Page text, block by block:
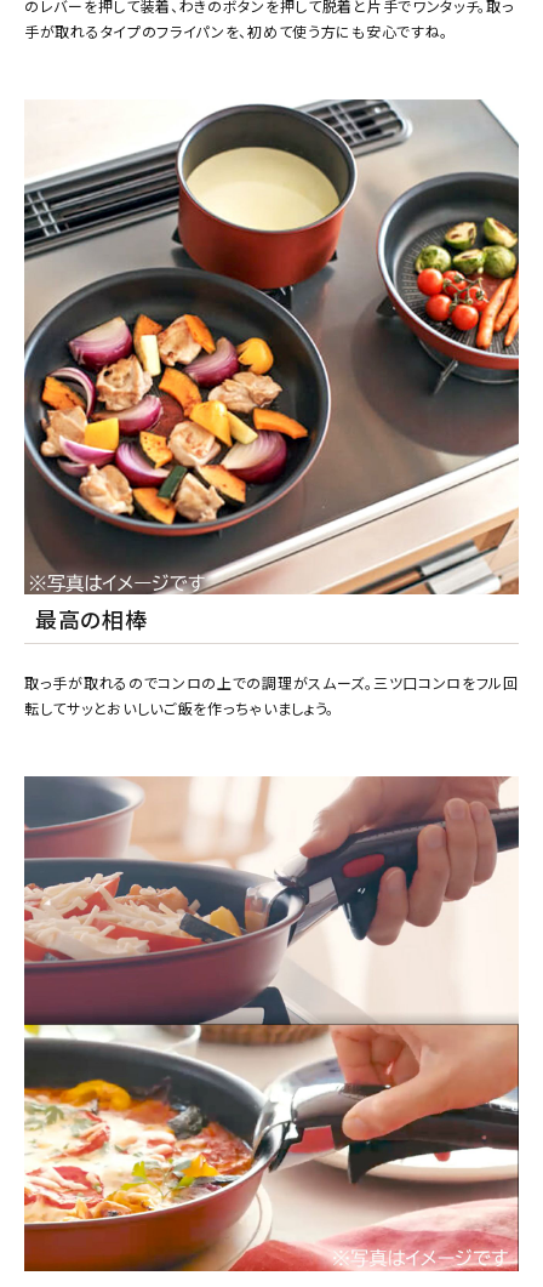
のレバーを押して装着、わきのボタンを押して脱着と片手でワンタッチ。取っ
手が取れるタイプのフライパンを、初めて使う方にも安心ですね。
最高の相棒
取っ手が取れるのでコンロの上での調理がスムーズ。三ツ口コンロをフル回
転してサッとおいしいご飯を作っちゃいましょう。